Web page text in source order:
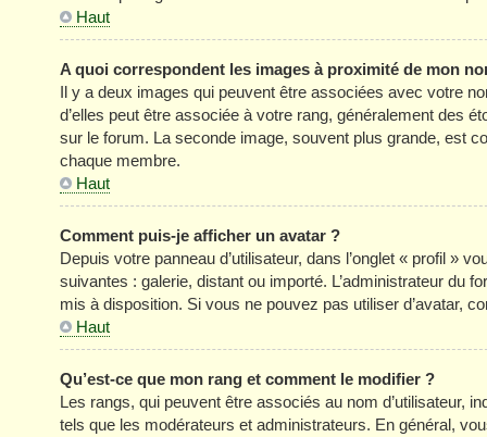
Haut
A quoi correspondent les images à proximité de mon
Il y a deux images qui peuvent être associées avec votre
d’elles peut être associée à votre rang, généralement des
sur le forum. La seconde image, souvent plus grande, est
chaque membre.
Haut
Comment puis-je afficher un avatar ?
Depuis votre panneau d’utilisateur, dans l’onglet « profil »
suivantes : galerie, distant ou importé. L’administrateur du
mis à disposition. Si vous ne pouvez pas utiliser d’avatar,
Haut
Qu’est-ce que mon rang et comment le modifier ?
Les rangs, qui peuvent être associés au nom d’utilisateur,
tels que les modérateurs et administrateurs. En général,